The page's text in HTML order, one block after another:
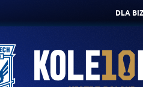
DLA